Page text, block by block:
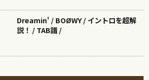
Dreamin' / BOØWY / イントロを超解
説！ / TAB譜 /